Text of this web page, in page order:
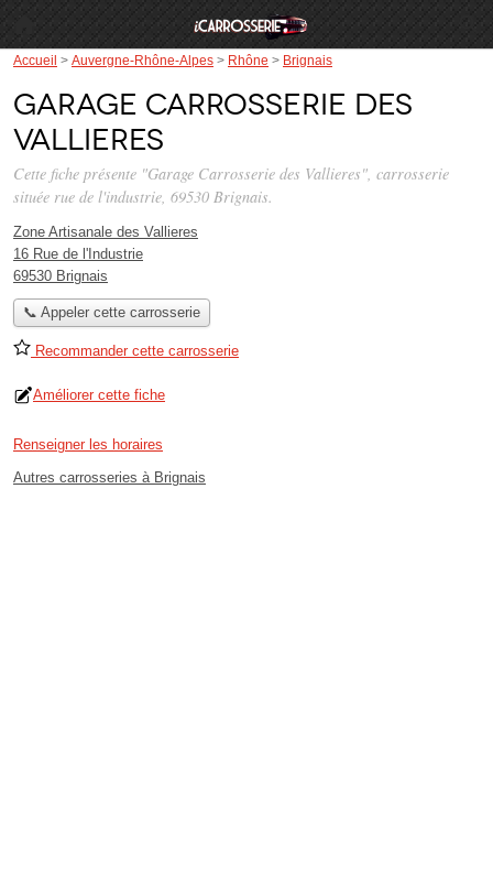
Accueil > Auvergne-Rhône-Alpes > Rhône > Brignais
Garage Carrosserie des
Vallieres
Cette fiche présente "Garage Carrosserie des Vallieres", carrosserie
située rue de l'industrie, 69530 Brignais.
Zone Artisanale des Vallieres
16 Rue de l'Industrie
69530 Brignais
📞 Appeler cette carrosserie
Recommander cette carrosserie
Améliorer cette fiche
Renseigner les horaires
Autres carrosseries à Brignais